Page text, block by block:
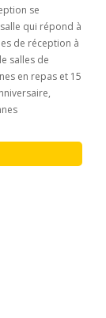
se
qui répond à
de réception à
salles de
en repas et 15